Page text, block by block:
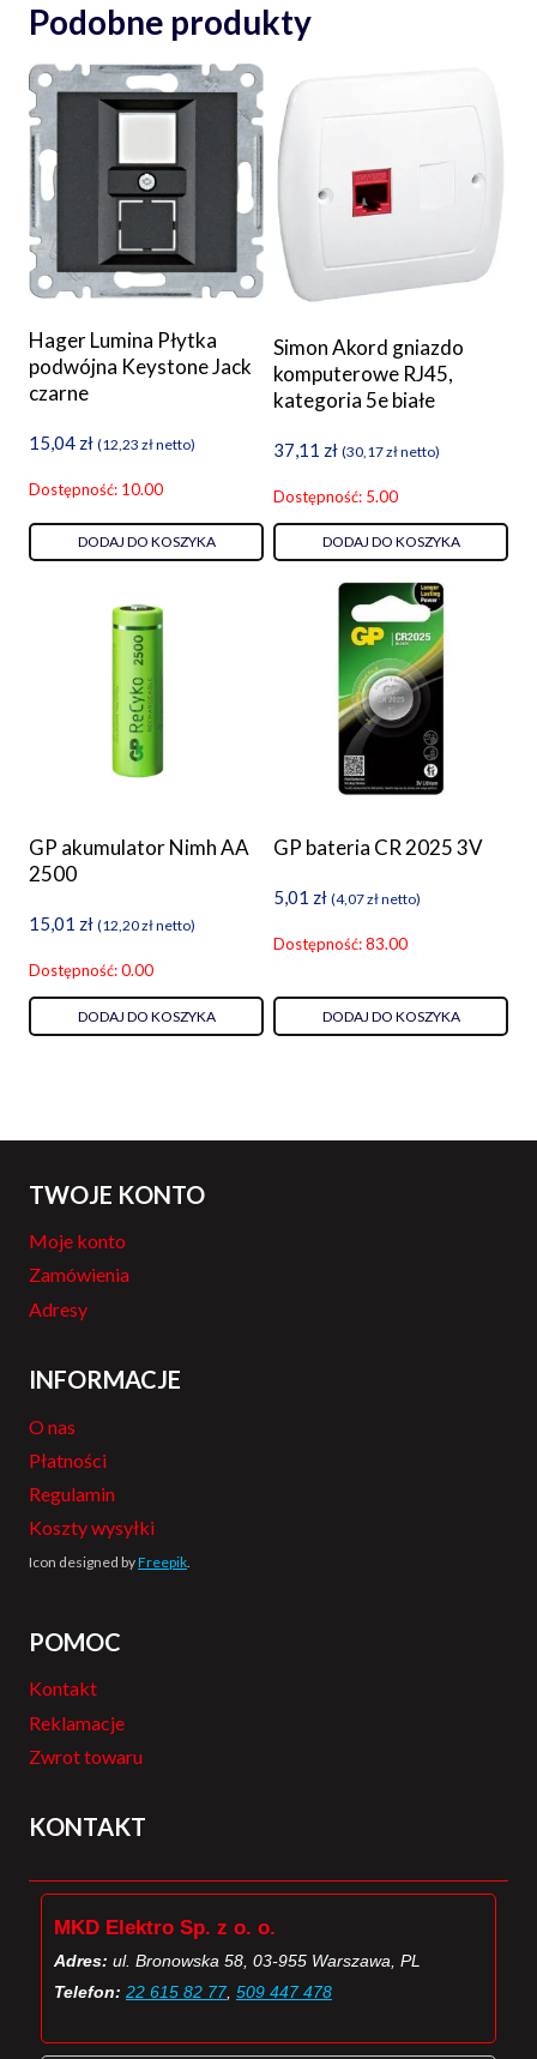
Podobne produkty
Hager Lumina Płytka
podwójna Keystone Jack
czarne
15,04 zł (12,23 złnetto)
Dostępność: 10.00
DODAJ DO KOSZYKA
Simon Akord gniazdo
komputerowe RJ45,
kategoria 5e białe
37,11 zł (30,17złnetto)
Dostępność: 5.00
DODAJ DO KOSZYKA
GP akumulator Nimh AA
2500
15,01 zł (12,20złnetto)
Dostępność: 0.00
DODAJ DO KOSZYKA
GP bateria CR 2025 3V
5,01 zł (4,07złnetto)
Dostępność: 83.00
DODAJ DO KOSZYKA
TWOJE KONTO
Moje konto
Zamówienia
Adresy
INFORMACJE
O nas
Płatności
Regulamin
Koszty wysyłki
Icon designed byFreepik
POMOC
Kontakt
Reklamacje
Zwrot towaru
KONTAKT
MKD Elektro Sp. z o. o.
Adres: ul. Bronowska 58, 03-955 Warszawa, PL
Telefon: 22 615 82 77, 509 447 478